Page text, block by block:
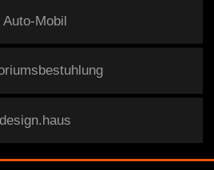
Auto-Mobil
design.haus